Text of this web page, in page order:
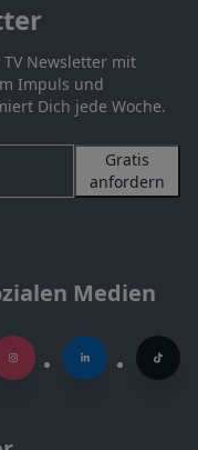
Newsletter mit
Impuls und
Dich jede Woche.
Gratis
anfordern
Medien